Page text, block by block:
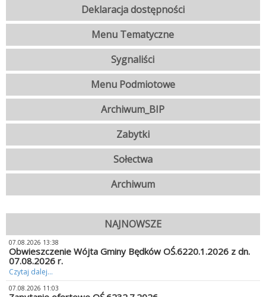
Deklaracja dostępności
Menu Tematyczne
Sygnaliści
Menu Podmiotowe
Archiwum_BIP
Zabytki
Sołectwa
Archiwum
NAJNOWSZE
07.08.2026 13:38
Obwieszczenie Wójta Gminy Będków OŚ.6220.1.2026 z dn.
07.08.2026 r.
Czytaj dalej...
07.08.2026 11:03